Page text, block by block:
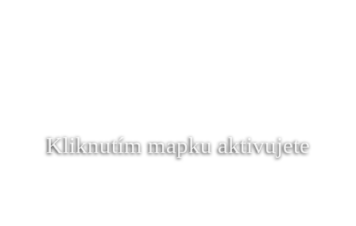
Kliknutím mapku aktivujete